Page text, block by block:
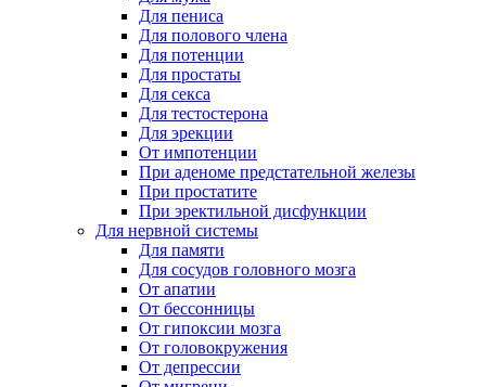
Для пениса
Для полового члена
Для потенции
Для простаты
Для секса
Для тестостерона
Для эрекции
От импотенции
При аденоме предстательной железы
При простатите
При эректильной дисфункции
Для нервной системы
Для памяти
Для сосудов головного мозга
От апатии
От бессонницы
От гипоксии мозга
От головокружения
От депрессии